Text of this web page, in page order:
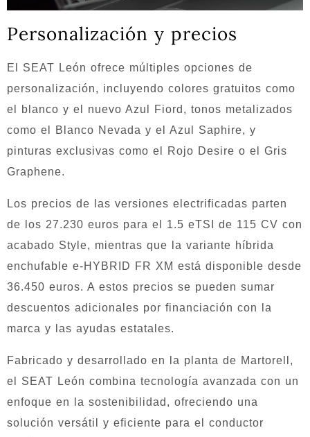
Personalización y precios
El SEAT León ofrece múltiples opciones de
personalización, incluyendo colores gratuitos como
el blanco y el nuevo Azul Fiord, tonos metalizados
como el Blanco Nevada y el Azul Saphire, y
pinturas exclusivas como el Rojo Desire o el Gris
Graphene.
Los precios de las versiones electrificadas parten
de los 27.230 euros para el 1.5 eTSI de 115 CV con
acabado Style, mientras que la variante híbrida
enchufable e-HYBRID FR XM está disponible desde
36.450 euros. A estos precios se pueden sumar
descuentos adicionales por financiación con la
marca y las ayudas estatales.
Fabricado y desarrollado en la planta de Martorell,
el SEAT León combina tecnología avanzada con un
enfoque en la sostenibilidad, ofreciendo una
solución versátil y eficiente para el conductor